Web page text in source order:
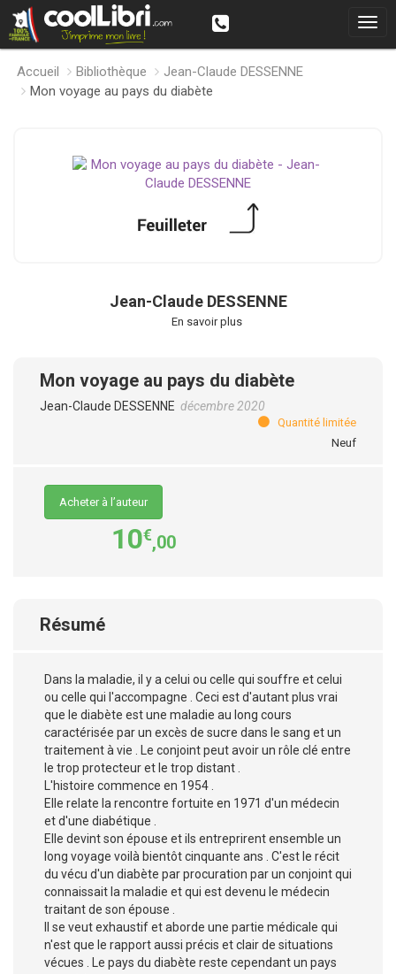
Accueil Bibliothèque
Jean-Claude DESSENNE
Mon voyage au pays du diabète
Jean-Claude DESSENNE
En savoir plus
Mon voyage au pays du diabète
Jean-Claude DESSENNE décembre 2020
Quantité limitée
Neuf
Acheter à l’auteur
10€,00
Résumé
Dans la maladie, il y a celui ou celle qui souffre et celui
ou celle qui l'accompagne . Ceci est d'autant plus vrai
que le diabète est une maladie au long cours
caractérisée par un excès de sucre dans le sang et un
traitement à vie . Le conjoint peut avoir un rôle clé entre
le trop protecteur et le trop distant .
L'histoire commence en 1954 .
Elle relate la rencontre fortuite en 1971 d'un médecin
et d'une diabétique .
Elle devint son épouse et ils entreprirent ensemble un
long voyage voilà bientôt cinquante ans . C'est le récit
du vécu d'un diabète par procuration par un conjoint qui
connaissait la maladie et qui est devenu le médecin
traitant de son épouse .
Il se veut exhaustif et aborde une partie médicale qui
n'est que le rapport aussi précis et clair de situations
vécues . Le pays du diabète reste cependant un pays